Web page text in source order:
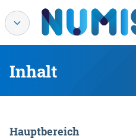
Inhalt
Hauptbereich